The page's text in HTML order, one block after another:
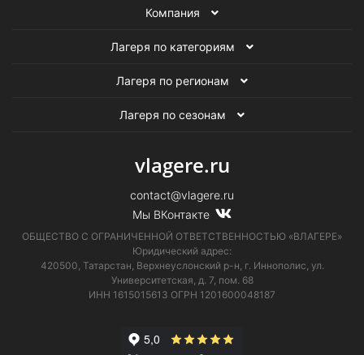
Компания
Лагеря по категориям
Лагеря по регионам
Лагеря по сезонам
vlagere.ru
contact@vlagere.ru
Мы ВКонтакте
ОБЩЕСТВО С ОГРАНИЧЕННОЙ ОТВЕТСТВЕННОСТЬЮ «ВЛАГЕРЕ»
Юридический адрес:
420500, Татарстан, Верхнеуслонский р-н, г. Иннополис, ул.
Университетская, д. 7, пом. 68
ИНН 1615015613 ОГРН 1201600048187